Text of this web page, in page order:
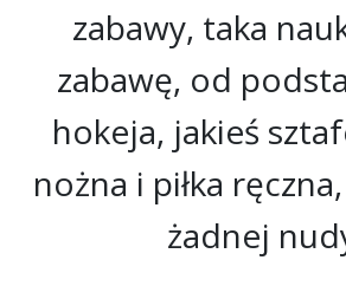
zabawy, taka
zabawę, od
hokeja, jakieś
nożna i piłka
żadnej